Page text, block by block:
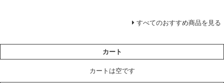
すべてのおすすめ商品を見る
カート
カートは空です